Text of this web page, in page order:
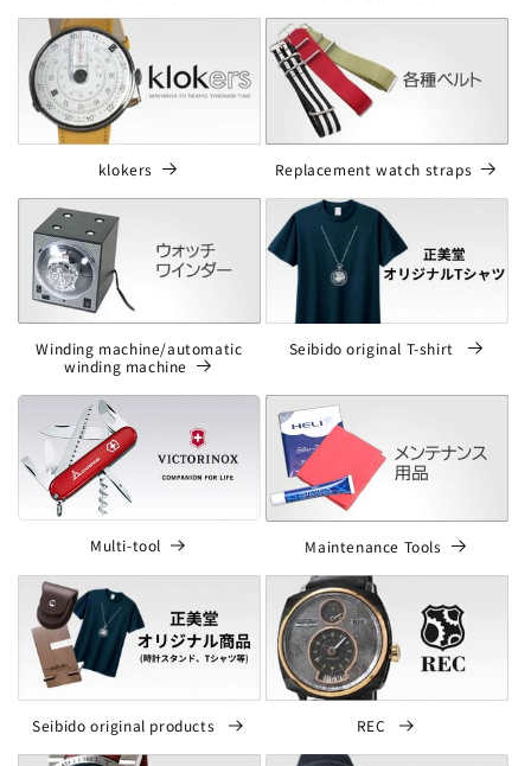
klokers Replacement watch straps
Winding machine/automatic
winding machine
Seibido original T-shirt
Multi-tool Maintenance Tools
Seibido original products REC